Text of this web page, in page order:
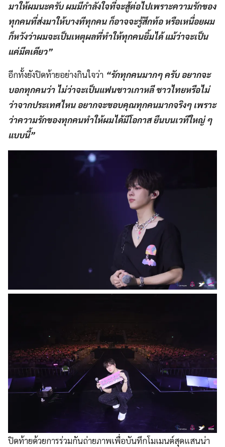
มาให้ผมนะครับ ผมมีกำลังใจที่จะสู้ต่อไปเพราะความรักของ
ทุกคนที่ส่งมาให้บางทีทุกคน ก็อาจจะรู้สึกท้อ หรือเหนื่อยผม
ก็หวังว่าผมจะเป็นเหตุผลที่ทำให้ทุกคนยิ้มได้ แม้ว่าจะเป็น
แค่มีตเดียว”
อีกทั้งยังปิดท้ายอย่างกินใจว่า “รักทุกคนมากๆ ครับ อยากจะ
บอกทุกคนว่า ไม่ว่าจะเป็นแฟนชาวเกาหลี ชาวไทยหรือไม่
ว่าจากประเทศไหน อยากจะขอบคุณทุกคนมากจริงๆ เพราะ
ว่าความรักของทุกคนทำให้ผมได้มีโอกาส ยืนบนเวทีใหญ่ ๆ
แบบนี้”
ปิดท้ายด้วยการร่วมกันถ่ายภาพเพื่อบันทึกโมเมนต์สุดแสนน่า